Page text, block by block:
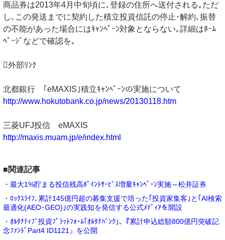
商品券は2013年4月中旬頃に､登録の住所へ送付される｡ただ
し､この発送までに契約した積立投資信託の停止･解約､振替
の不能があった場合にはｷｬﾝﾍﾟｰﾝ対象とならない｡詳細はﾎｰﾑ
ﾍﾟｰｼﾞなどで確認を｡
外部ﾘﾝｸ
北都銀行 ｢eMAXIS｣積立ｷｬﾝﾍﾟｰﾝの実施について
http://www.hokutobank.co.jp/news/20130118.htm
三菱UFJ投信 eMAXIS
http://maxis.muam.jp/e/index.html
■関連記事
・最大1%貯まる投信残高ﾎﾟｲﾝﾄｻｰﾋﾞｽ増量ｷｬﾝﾍﾟｰﾝ実施～松井証券
・ﾛｯｸｽﾗｲﾌ､累計145億円超の募集支援で培った｢投資家集客｣と｢AI検索
最適化(AEO･GEO)｣の実践知を発信する公式ﾒﾃﾞｨｱを開設
・ｵﾙﾀﾅﾃｨﾌﾞ投資ﾌﾟﾗｯﾄﾌｫｰﾑ｢ｵﾙﾀﾅﾊﾞﾝｸ｣､『累計申込総額800億円突破記
念ﾌｧﾝﾄﾞPart4 ID1121』を公開